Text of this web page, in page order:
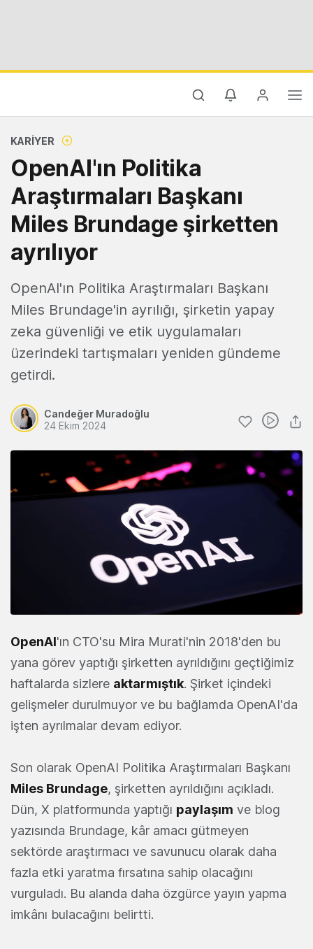
KARIYER
OpenAI'ın Politika
Araştırmaları Başkanı
Miles Brundage şirketten
ayrılıyor
OpenAI'ın Politika Araştırmaları Başkanı
Miles Brundage'in ayrılığı, şirketin yapay
zeka güvenliği ve etik uygulamaları
üzerindeki tartışmaları yeniden gündeme
getirdi.
Candeğer Muradoğlu
24 Ekim 2024
OpenAI'ın CTO'su Mira Murati'nin 2018'den bu
yana görev yaptığı şirketten ayrıldığını geçtiğimiz
haftalarda sizlere aktarmıştık. Şirket içindeki
gelişmeler durulmuyor ve bu bağlamda OpenAI'da
işten ayrılmalar devam ediyor.
Son olarak OpenAI Politika Araştırmaları Başkanı
Miles Brundage, şirketten ayrıldığını açıkladı.
Dün, X platformunda yaptığı paylaşım ve blog
yazısında Brundage, kâr amacı gütmeyen
sektörde araştırmacı ve savunucu olarak daha
fazla etki yaratma fırsatına sahip olacağını
vurguladı. Bu alanda daha özgürce yayın yapma
imkânı bulacağını belirtti.